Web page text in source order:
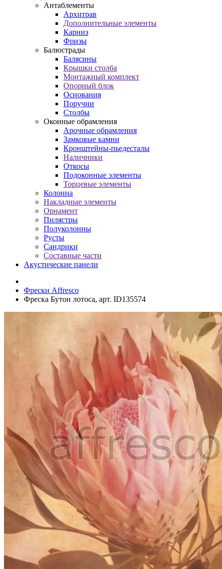
Антаблементы
Архитрав
Дополнительные элементы
Карниз
Фризы
Балюстрады
Балясины
Крышки столба
Монтажный комплект
Опорный блок
Основания
Поручни
Столбы
Оконные обрамления
Арочные обрамления
Замковые камни
Кронштейны-пьедесталы
Наличники
Откосы
Подоконные элементы
Торцевые элементы
Колонна
Накладные элементы
Орнамент
Пилястры
Полуколонны
Русты
Сандрики
Составные части
Акустические панели
Фрески Affresco
Фреска Бутон лотоса, арт. ID135574